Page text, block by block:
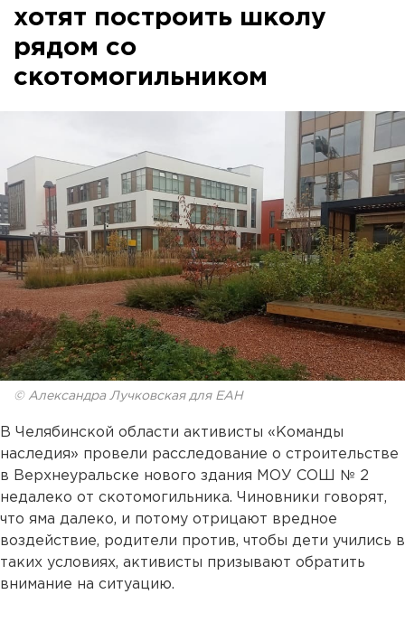
хотят построить школу
рядом со
скотомогильником
© Александра Лучковская для ЕАН
В Челябинской области активисты «Команды
наследия» провели расследование о строительстве
в Верхнеуральске нового здания МОУ СОШ № 2
недалеко от скотомогильника. Чиновники говорят,
что яма далеко, и потому отрицают вредное
воздействие, родители против, чтобы дети учились в
таких условиях, активисты призывают обратить
внимание на ситуацию.